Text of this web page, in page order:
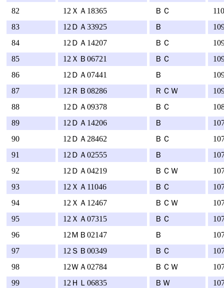
82
12ＸＡ18365 ＢＣ
83
12ＤＡ33925 Ｂ
84
12ＤＡ14207 ＢＣ
85
12ＸＢ06721 ＢＣ
86
12ＤＡ07441 Ｂ
87
12ＲＢ08286 ＲＣＷ
88
12ＤＡ09378 ＢＣ
89
12ＤＡ14206 Ｂ
90
12ＤＡ28462 ＢＣ
91
12ＤＡ02555 Ｂ
92
12ＤＡ04219 ＢＣＷ
93
12ＸＡ11046 ＢＣ
94
12ＸＡ12467 ＢＣＷ
95
12ＸＡ07315 ＢＣ
96
12ＭＢ02147 Ｂ
97
12ＳＢ00349 ＢＣ
98
12ＷＡ02784 ＢＣＷ
99
12ＨＬ06835 ＢＷ